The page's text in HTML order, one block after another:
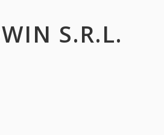
S.R.L.